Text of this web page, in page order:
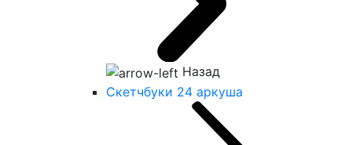
Назад
Скетчбуки 24 аркуша